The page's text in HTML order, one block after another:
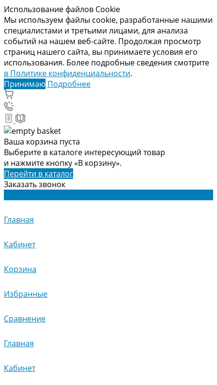
Использование файлов Cookie
Мы используем файлы cookie, разработанные нашими
специалистами и третьими лицами, для анализа
событий на нашем веб-сайте. Продолжая просмотр
страниц нашего сайта, вы принимаете условия его
использования. Более подробные сведения смотрите
в Политике конфиденциальности.
Принимаю Подробнее
Ваша корзина пуста
Выберите в каталоге интересующий товар
и нажмите кнопку «В корзину».
Перейти в каталог
Заказать звонок
Главная
Кабинет
Корзина
Избранные
Сравнение
Главная
Кабинет